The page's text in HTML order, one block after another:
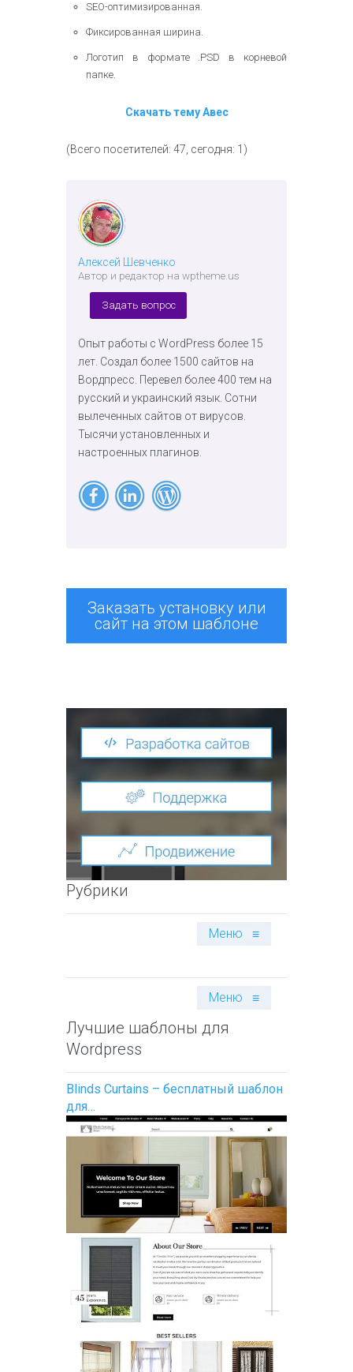
SEO-оптимизированная.
Фиксированная ширина.
Логотип в формате .PSD в корневой
папке.
Скачать тему Авес
(Всего посетителей: 47, сегодня: 1)
Алексей Шевченко
Автор и редактор на wptheme.us
Задать вопрос
Опыт работы с WordPress более 15
лет. Создал более 1500 сайтов на
Вордпресс. Перевел более 400 тем на
русский и украинский язык. Сотни
вылеченных сайтов от вирусов.
Тысячи установленных и
настроенных плагинов.
Заказать установку или
сайт на этом шаблоне
Рубрики
Меню ≡
Меню ≡
Лучшие шаблоны для
Wordpress
Blinds Curtains – бесплатный шаблон
для…